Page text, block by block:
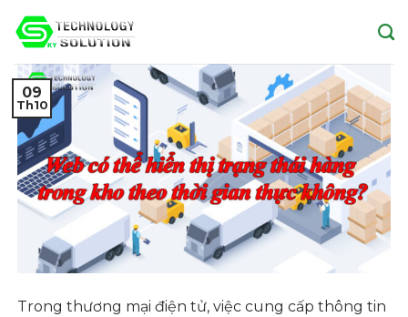
09
Th10
Trong thương mại điện tử, việc cung cấp thông tin